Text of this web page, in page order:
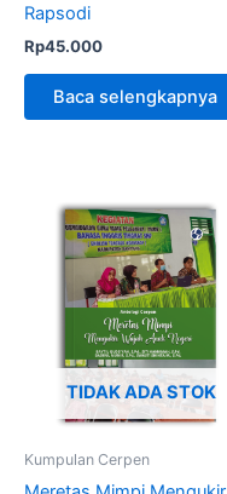
Rapsodi
Rp45.000
Baca selengkapnya
TIDAK ADA STOK
Kumpulan Cerpen